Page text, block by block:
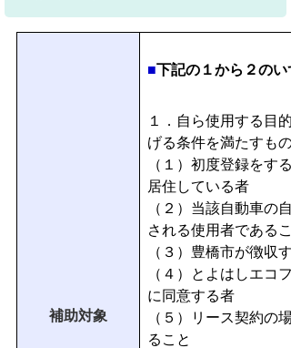
補助対象
■下記の１から２の
１．自ら使用する目
げる条件を満たすもの
（１）初度登録をす
居住している者
（２）当該自動車の
される使用者であるこ
（３）豊橋市が徴収
（４）とよはしエコ
に同意する者
（５）リース契約の
ること